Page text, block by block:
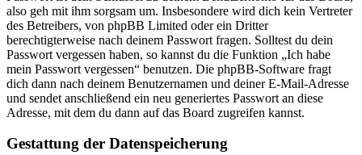
also geh mit ihm sorgsam um. Insbesondere wird dich kein Vertreter
des Betreibers, von phpBB Limited oder ein Dritter
berechtigterweise nach deinem Passwort fragen. Solltest du dein
Passwort vergessen haben, so kannst du die Funktion „Ich habe
mein Passwort vergessen“ benutzen. Die phpBB-Software fragt
dich dann nach deinem Benutzernamen und deiner E-Mail-Adresse
und sendet anschließend ein neu generiertes Passwort an diese
Adresse, mit dem du dann auf das Board zugreifen kannst.
Gestattung der Datenspeicherung